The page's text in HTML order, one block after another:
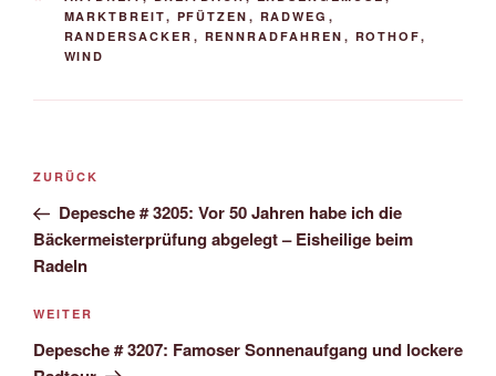
MARKTBREIT, PFÜTZEN , RADWEG ,
RANDERSACKER , RENNRADFAHREN , ROTHOF,
WIND
Beitrags-
Vorheriger
Beitrag
ZURÜCK
Depesche # 3205: Vor 50 Jahren habe ich die
Bäckermeisterprüfung abgelegt – Eisheilige beim
Radeln
Nächster
Beitrag
WEITER
Depesche # 3207: Famoser Sonnenaufgang und lockere